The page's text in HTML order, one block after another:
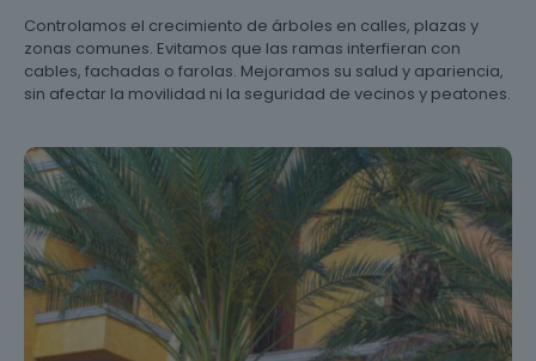
Controlamos el crecimiento de árboles en calles, plazas y
zonas comunes. Evitamos que las ramas interfieran con
cables, fachadas o farolas. Mejoramos su salud y apariencia,
sin afectar la movilidad ni la seguridad de vecinos y peatones.